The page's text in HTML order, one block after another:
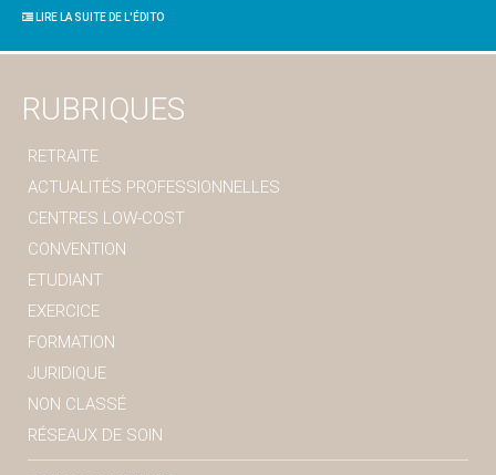
LIRE LA SUITE DE L'ÉDITO
RUBRIQUES
RETRAITE
ACTUALITÉS PROFESSIONNELLES
CENTRES LOW-COST
CONVENTION
ETUDIANT
EXERCICE
FORMATION
JURIDIQUE
NON CLASSÉ
RÉSEAUX DE SOIN